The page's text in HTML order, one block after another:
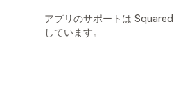
アプリのサポートは
しています。